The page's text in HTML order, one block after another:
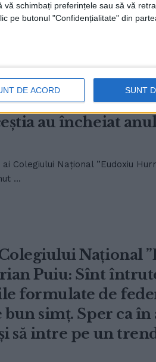
schimbați preferințele sau să vă
pe butonul "Confidențialitate" din
DE ACORD SUNT
fiind de 99,11%.
dintre elevii
Rădăuți au
au încheiat
Colegiului Național ”Eudoxiu
...
Național
Puiu: Sînt
formulate de
simț. Sper ca în
și să intre pe un